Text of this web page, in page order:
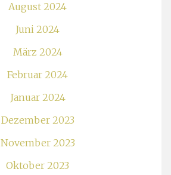
August 2024
Juni 2024
März 2024
Februar 2024
Januar 2024
Dezember 2023
November 2023
Oktober 2023